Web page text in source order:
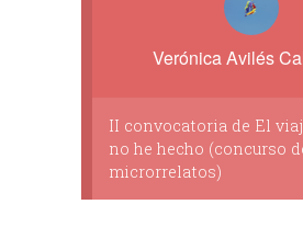
Verónica Avilés
II convocatoria de El
no he hecho (concurso
microrrelatos)